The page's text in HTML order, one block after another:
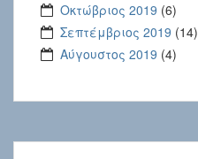
Οκτώβριος 2019 (6)
Σεπτέμβριος 2019 (14)
Αύγουστος 2019 (4)